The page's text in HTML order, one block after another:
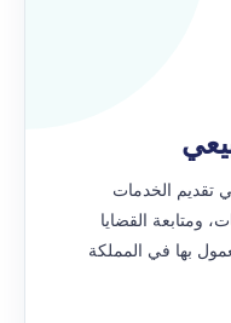
تقديم الخدمات
ومتابعة القضايا
بها في المملكة